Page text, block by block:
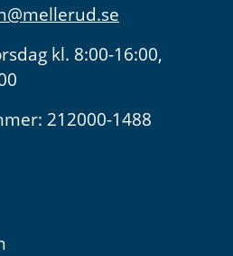
kl. 8:00-16:00,
212000-1488